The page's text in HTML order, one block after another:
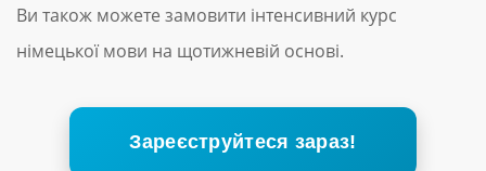
Ви також можете замовити інтенсивний курс
німецької мови на щотижневій основі.
Зареєструйтеся зараз!